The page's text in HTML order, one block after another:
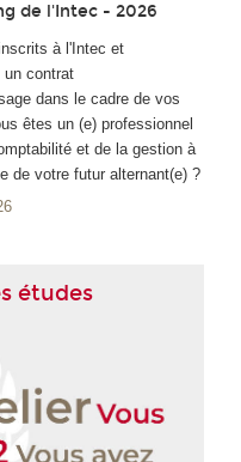
de l'Intec - 2026
à l'Intec et
un contrat
dans le cadre de vos
êtes un (e) professionnel
et de la gestion à
de votre futur alternant(e) ?
études